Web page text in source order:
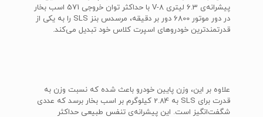
پیشرانه‌ی 6.3 لیتری V-8 با حداکثر توان خروجی 571 اسب بخار
در دور موتور 6800 دور بر دقیقه، مرسدس بنز SLS را به یکی از
قدرتمندترین خودروهای اسپرت کلاس خود تبدیل می‌کند.
علاوه بر این، وزن پایین خودرو باعث شده که نسبت وزن به
قدرت برای SLS به 2.84 کیلوگرم بر اسب بخار برسد که عددی
شگفت‌انگیز است. این پیشرانه‌ی تنفس طبیعی حداکثر